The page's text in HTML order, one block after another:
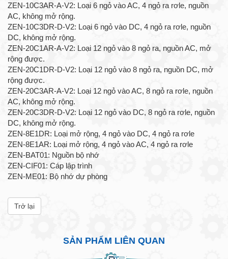
ZEN-10C3AR-A-V2: Loại 6 ngỏ vào AC, 4 ngỏ ra rơle, nguồn
AC, không mở rộng.
ZEN-10C3DR-D-V2: Loại 6 ngỏ vào DC, 4 ngỏ ra rơle, nguồn
DC, không mở rộng.
ZEN-20C1AR-A-V2: Loại 12 ngỏ vào 8 ngỏ ra, nguồn AC, mở
rộng được.
ZEN-20C1DR-D-V2: Loại 12 ngỏ vào 8 ngỏ ra, nguồn DC, mở
rộng được.
ZEN-20C3AR-A-V2: Loại 12 ngỏ vào AC, 8 ngỏ ra rơle, nguồn
AC, không mở rộng.
ZEN-20C3DR-D-V2: Loại 12 ngỏ vào DC, 8 ngỏ ra rơle, nguồn
DC, không mở rộng.
ZEN-8E1DR: Loại mở rộng, 4 ngỏ vào DC, 4 ngỏ ra rơle
ZEN-8E1AR: Loại mở rộng, 4 ngỏ vào AC, 4 ngỏ ra rơle
ZEN-BAT01: Nguồn bộ nhớ
ZEN-CIF01: Cáp lập trình
ZEN-ME01: Bộ nhớ dự phòng
Trở lại
SẢN PHẨM LIÊN QUAN